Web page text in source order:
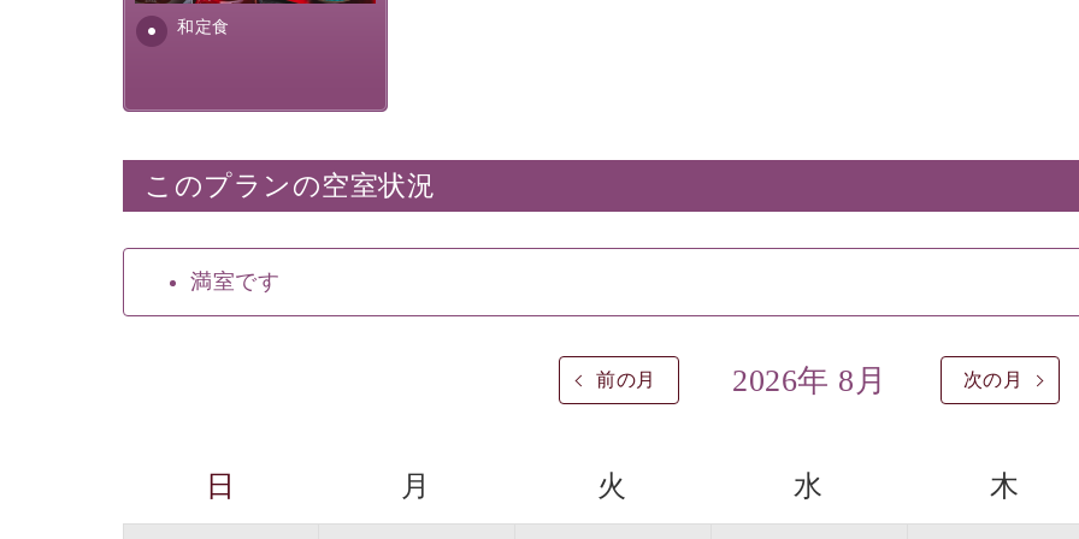
和定食
安全を心掛けた長野県産...
このプランの空室状況
満室です
前の月 2026年 8月 次の月
日 月 火 水 木